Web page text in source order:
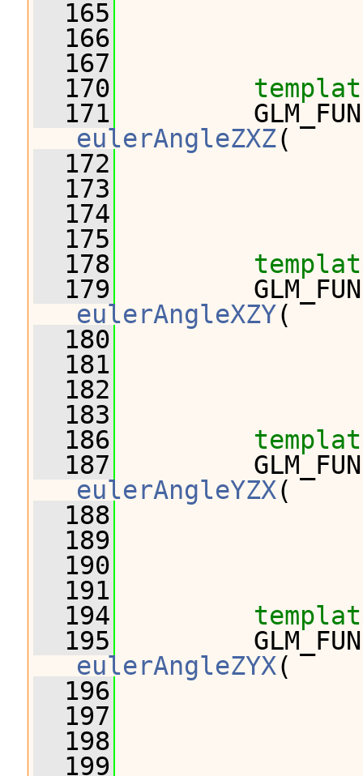
  165
  166
  167
  170
  171
eulerAngleZXZ(
  172
  173
  174
  175
  178
  179
eulerAngleXZY(
  180
  181
  182
  183
  186
  187
eulerAngleYZX(
  188
  189
  190
  191
  194
  195
eulerAngleZYX(
  196
  197
  198
  199